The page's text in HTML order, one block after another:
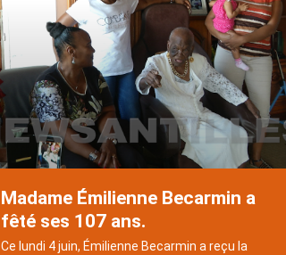
Madame Émilienne Becarmin a
fêté ses 107 ans.
Ce lundi 4 juin, Émilienne Becarmin a reçu la